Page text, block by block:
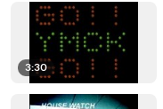
3:30